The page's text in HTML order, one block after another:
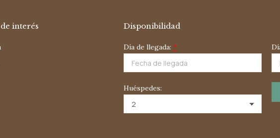
interés Disponibilidad
Día de llegada: *
Huéspedes: